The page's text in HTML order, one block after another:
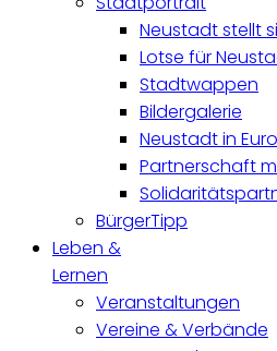
Neustadt stellt
Lotse für
Stadtwappen
Bildergalerie
Neustadt in
Partnerschaft
BürgerTipp
Leben &
Lernen
Veranstaltungen
Vereine & Verbände